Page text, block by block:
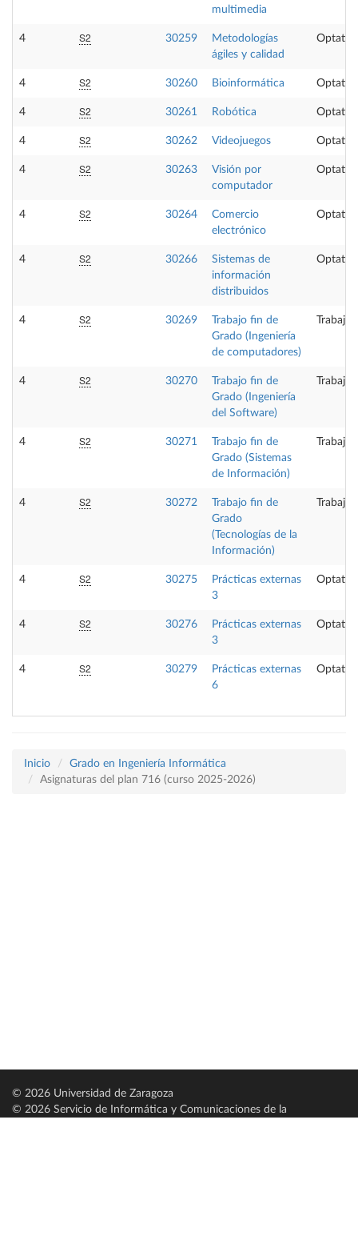
multimedia
4 S2 30259
Metodologías
ágiles y calidad
4 S2 30260 Bioinformática
4 S2 30261 Robótica
4 S2 30262 Videojuegos
4 S2 30263
Visión por
computador
4 S2 30264
Comercio
electrónico
4 S2 30266
Sistemas de
información
distribuidos
4 S2 30269
Trabajo fin de
Grado (Ingeniería
de computadores)
Trabajo
4 S2 30270
Trabajo fin de
Grado (Ingeniería
del Software)
Trabajo
4 S2 30271
Trabajo fin de
Grado (Sistemas
de Información)
Trabajo
4 S2 30272
Trabajo fin de
Grado
(Tecnologías de la
Información)
Trabajo
4 S2 30275
Prácticas externas
3
4 S2 30276
Prácticas externas
3
4 S2 30279
Prácticas externas
6
Inicio
Grado en Ingeniería Informática
Asignaturas del plan 716 (curso 2025-2026)
© 2026 Universidad de Zaragoza
© 2026 Servicio de Informática y Comunicaciones de la